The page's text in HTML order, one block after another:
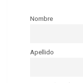
Nombre
Apellido